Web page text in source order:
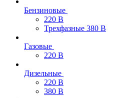
Бензиновые
220 В
Трехфазные 380 В
Газовые
220 В
Дизельные
220 В
380 В